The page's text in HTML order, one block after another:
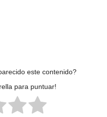
este contenido?
para puntuar!